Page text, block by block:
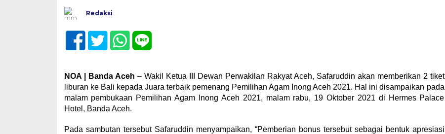
Redaksi
NOA | Banda Aceh – Wakil Ketua III Dewan Perwakilan Rakyat Aceh, Safaruddin akan memberikan 2 tiket
liburan ke Bali kepada Juara terbaik pemenang Pemilihan Agam Inong Aceh 2021. Hal ini disampaikan pada
malam pembukaan Pemilihan Agam Inong Aceh 2021, malam rabu, 19 Oktober 2021 di Hermes Palace
Hotel, Banda Aceh.
Pada sambutan tersebut Safaruddin menyampaikan, “Pemberian bonus tersebut sebagai bentuk apresiasi